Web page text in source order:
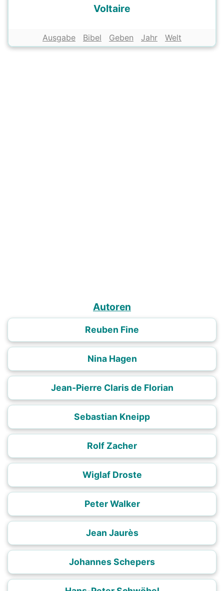
Voltaire
Ausgabe Bibel Geben Jahr Welt
Autoren
Reuben Fine
Nina Hagen
Jean-Pierre Claris de Florian
Sebastian Kneipp
Rolf Zacher
Wiglaf Droste
Peter Walker
Jean Jaurès
Johannes Schepers